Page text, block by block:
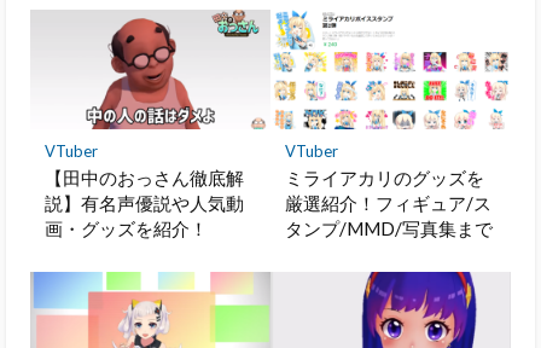
VTuber
【田中のおっさん徹底解
説】有名声優説や人気動
画・グッズを紹介！
VTuber
ミライアカリのグッズを
厳選紹介！フィギュア/ス
タンプ/MMD/写真集まで